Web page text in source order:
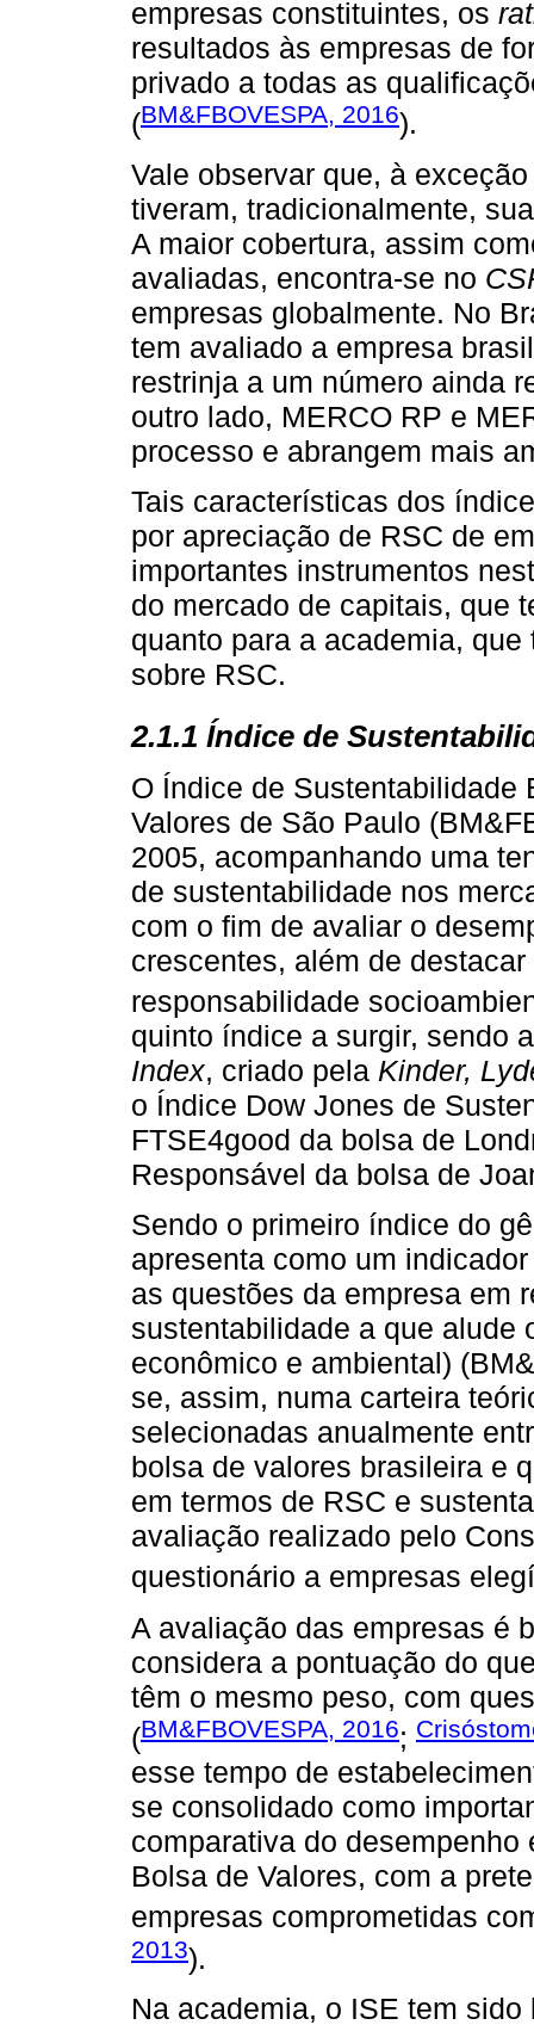
empresas constituintes, os
resultados às empresas de
privado a todas as
(BM&FBOVESPA, 2016).
Vale observar que, à
tiveram, tradicionalmente,
A maior cobertura, assim
avaliadas, encontra-se no
empresas globalmente. No
tem avaliado a empresa
restrinja a um número ainda
outro lado, MERCO RP e
processo e abrangem mais
Tais características dos
por apreciação de RSC de
importantes instrumentos
do mercado de capitais, que
quanto para a academia,
sobre RSC.
2.1.1 Índice de
O Índice de Sustentabilidade
Valores de São Paulo
2005, acompanhando uma
de sustentabilidade nos
com o fim de avaliar o
crescentes, além de
responsabilidade
quinto índice a surgir, sendo
Index, criado pela Kinder,
o Índice Dow Jones de
FTSE4good da bolsa de
Responsável da bolsa de
Sendo o primeiro índice do
apresenta como um
as questões da empresa em
sustentabilidade a que alude
econômico e ambiental)
se, assim, numa carteira
selecionadas anualmente
bolsa de valores brasileira e
em termos de RSC e
avaliação realizado pelo
questionário a empresas
A avaliação das empresas é
considera a pontuação do
têm o mesmo peso, com
(BM&FBOVESPA, 2016;
esse tempo de
se consolidado como
comparativa do
Bolsa de Valores, com a
empresas comprometidas
2013).
Na academia, o ISE tem